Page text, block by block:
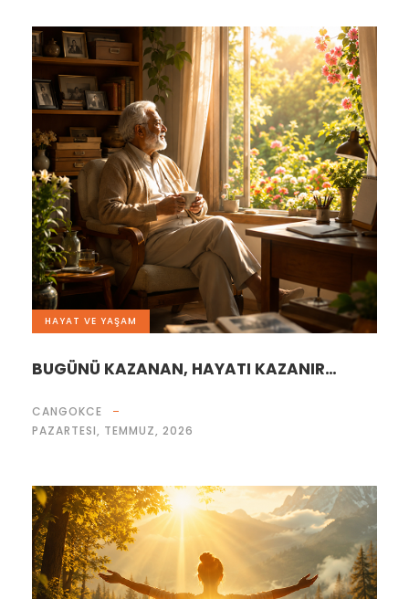
HAYAT VE YAŞAM
BUGÜNÜ KAZANAN, HAYATI KAZANIR…
CANGOKCE
PAZARTESI, TEMMUZ, 2026